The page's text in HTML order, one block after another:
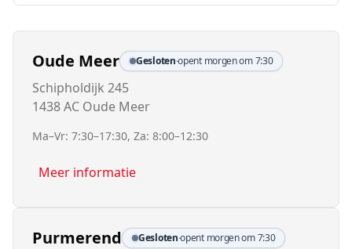
Oude Meer Gesloten·opent morgen om 7:30
Schipholdijk 245
1438 AC Oude Meer
Ma–Vr: 7:30–17:30, Za: 8:00–12:30
Meer informatie
Purmerend Gesloten·opent morgen om 7:30